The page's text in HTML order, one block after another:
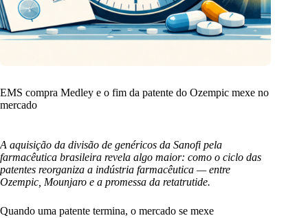
EMS compra Medley e o fim da patente do Ozempic mexe no
mercado
A aquisição da divisão de genéricos da Sanofi pela
farmacêutica brasileira revela algo maior: como o ciclo das
patentes reorganiza a indústria farmacêutica — entre
Ozempic, Mounjaro e a promessa da retatrutide.
Quando uma patente termina, o mercado se mexe